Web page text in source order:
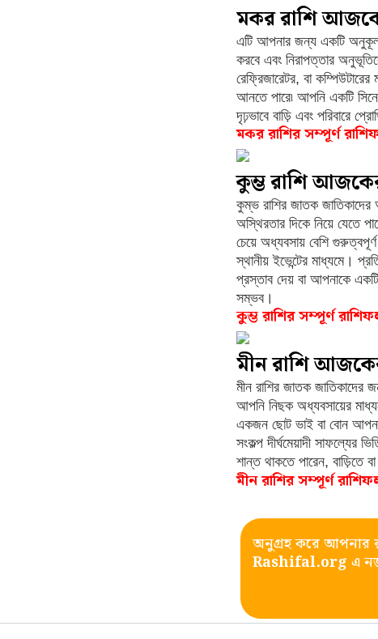
মকর রাশি
এটি আপনার জন্য একটি অনুকূল
করবে এবং নিরাপত্তার
রেফ্রিজারেটর, বা
আনতে পারে৷ আপনি একটি
দৃঢ়ভাবে বাড়ি এবং পরিবারে
মকর রাশির সম্পূর্ণ
কুম্ভ রাশি
কুম্ভ রাশির জাতক
অস্থিরতার দিকে নিয়ে যেতে
চেয়ে অধ্যবসায় বেশি
স্থানীয় ইভেন্টের মাধ্যমে।
প্রস্তাব দেয় বা আপনাকে
সম্ভব।
কুম্ভ রাশির সম্পূর্ণ
মীন রাশি
মীন রাশির জাতক জাতিকাদের
আপনি নিছক অধ্যবসায়ের
একজন ছোট ভাই বা বোন
সংকল্প দীর্ঘমেয়াদী
শান্ত থাকতে পারেন, বাড়িতে
মীন রাশির সম্পূর্ণ
অনুগ্রহ করে আপনার
Rashifal.org এ